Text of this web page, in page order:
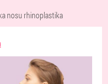
nosu rhinoplastika